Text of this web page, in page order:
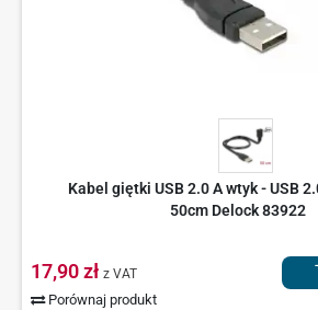
Kabel giętki USB 2.0 A wtyk - USB
50cm Delock 83922
17,90 zł z VAT
Porównaj produkt